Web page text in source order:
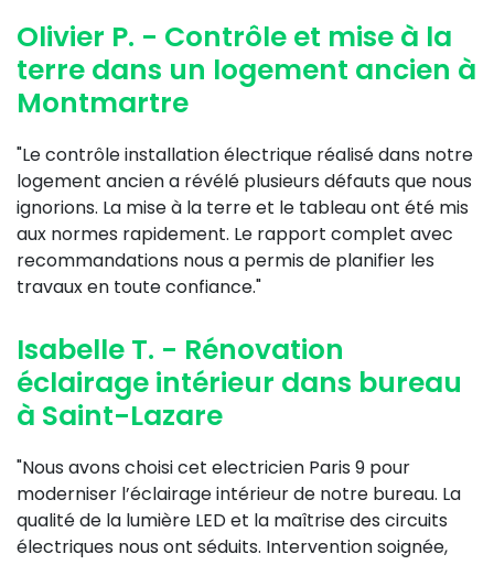
Olivier P. - Contrôle et mise à la
terre dans un logement ancien à
Montmartre
"Le contrôle installation électrique réalisé dans notre
logement ancien a révélé plusieurs défauts que nous
ignorions. La mise à la terre et le tableau ont été mis
aux normes rapidement. Le rapport complet avec
recommandations nous a permis de planifier les
travaux en toute confiance."
Isabelle T. - Rénovation
éclairage intérieur dans bureau
à Saint-Lazare
"Nous avons choisi cet electricien Paris 9 pour
moderniser l’éclairage intérieur de notre bureau. La
qualité de la lumière LED et la maîtrise des circuits
électriques nous ont séduits. Intervention soignée,